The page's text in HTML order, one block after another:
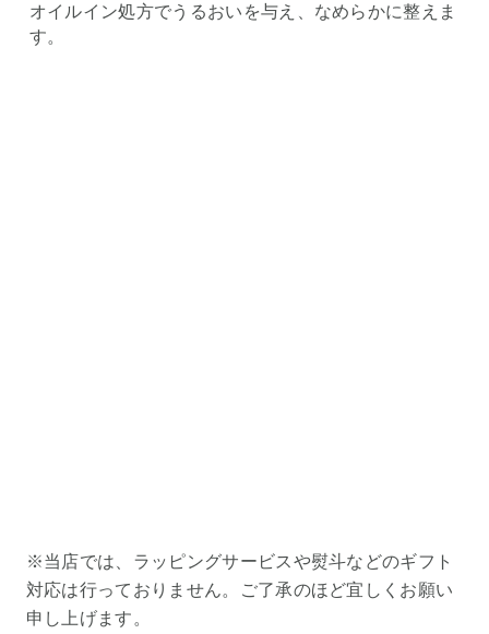
オイルイン処方でうるおいを与え、なめらかに整えま
す。
※当店では、ラッピングサービスや熨斗などのギフト
対応は行っておりません。ご了承のほど宜しくお願い
申し上げます。